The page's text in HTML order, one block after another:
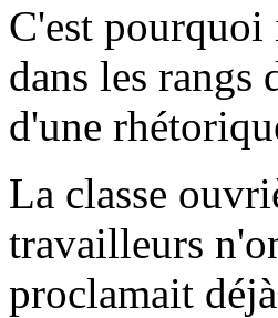
C'est
dans les rangs
d'une
La classe
travailleurs
proclamait